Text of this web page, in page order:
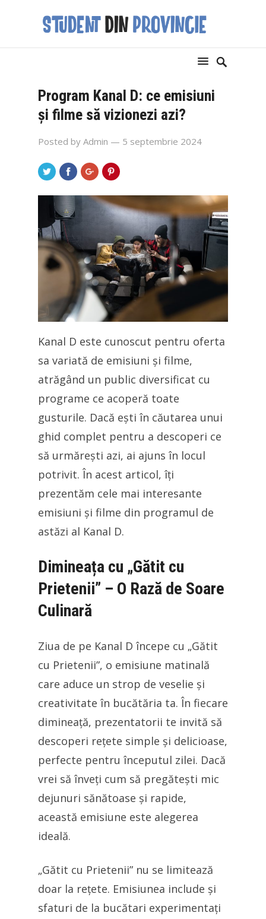
Program Kanal D: ce emisiuni
și filme să vizionezi azi?
Posted by Admin — 5 septembrie 2024
Kanal D este cunoscut pentru oferta
sa variată de emisiuni și filme,
atrăgând un public diversificat cu
programe ce acoperă toate
gusturile. Dacă ești în căutarea unui
ghid complet pentru a descoperi ce
să urmărești azi, ai ajuns în locul
potrivit. În acest articol, îți
prezentăm cele mai interesante
emisiuni și filme din programul de
astăzi al Kanal D.
Dimineața cu „Gătit cu
Prietenii” – O Rază de Soare
Culinară
Ziua de pe Kanal D începe cu „Gătit
cu Prietenii”, o emisiune matinală
care aduce un strop de veselie și
creativitate în bucătăria ta. În fiecare
dimineață, prezentatorii te invită să
descoperi rețete simple și delicioase,
perfecte pentru începutul zilei. Dacă
vrei să înveți cum să pregătești mic
dejunuri sănătoase și rapide,
această emisiune este alegerea
ideală.
„Gătit cu Prietenii” nu se limitează
doar la rețete. Emisiunea include și
sfaturi de la bucătari experimentați